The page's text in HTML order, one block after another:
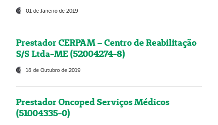
01 de Janeiro de 2019
Prestador CERPAM – Centro de Reabilitação
S/S Ltda-ME (52004274-8)
18 de Outubro de 2019
Prestador Oncoped Serviços Médicos
(51004335-0)